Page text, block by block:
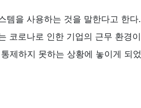
템을 사용하는 것을 말한다고 한다.
코로나로 인한 기업의 근무 환경이
제하지 못하는 상황에 놓이게 되었